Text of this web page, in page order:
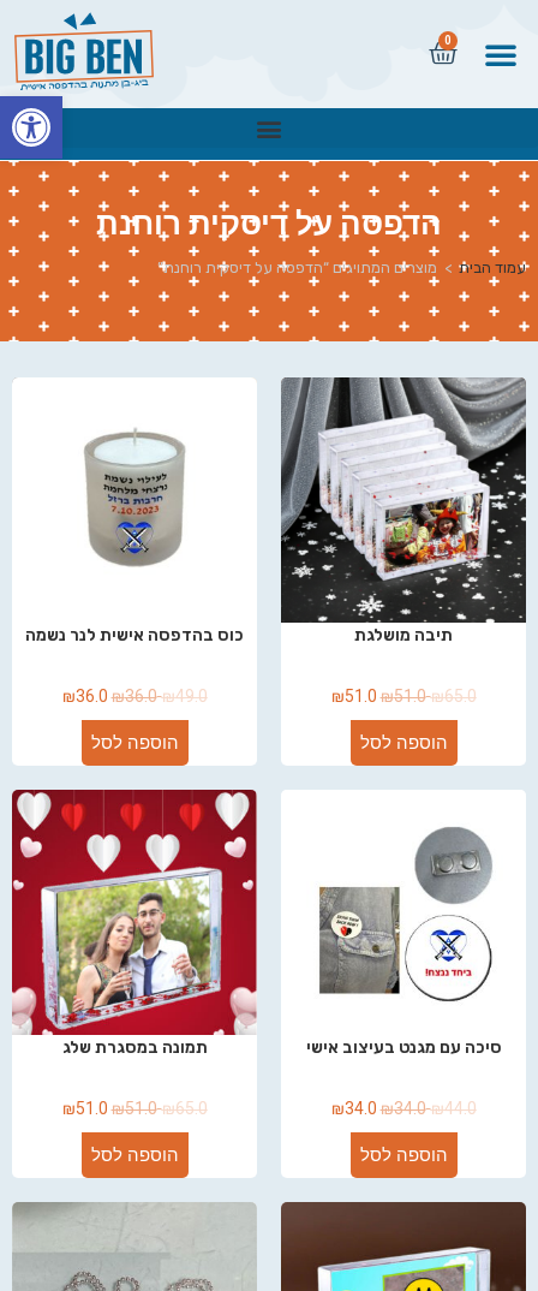
0
הדפסה על דיסקית רוחנת
עמוד הבית > מוצרים המתויגים “הדפסה על דיסקית רוחנת”
תיבה מושלגת
₪65.0
₪51.0
₪51.0
הוספה לסל
כוס בהדפסה אישית לנר נשמה
₪49.0
₪36.0
₪36.0
הוספה לסל
סיכה עם מגנט בעיצוב אישי
₪44.0
₪34.0
₪34.0
הוספה לסל
תמונה במסגרת שלג
₪65.0
₪51.0
₪51.0
הוספה לסל